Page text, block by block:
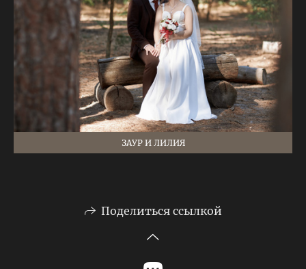
ЗАУР И ЛИЛИЯ
Поделиться ссылкой